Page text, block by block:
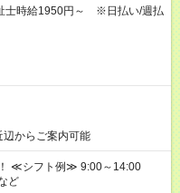
士時給1950円～ ※日払い/週払
からご案内可能
ど